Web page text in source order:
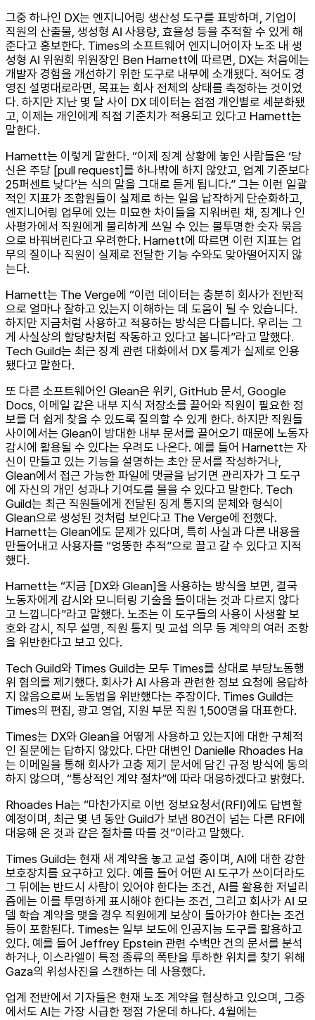
그중 하나인 DX는 엔지니어링 생산성 도구를 표방하며, 기업이
직원의 산출물, 생성형 AI 사용량, 효율성 등을 추적할 수 있게 해
준다고 홍보한다. Times의 소프트웨어 엔지니어이자 노조 내 생
성형 AI 위원회 위원장인 Ben Harnett에 따르면, DX는 처음에는
개발자 경험을 개선하기 위한 도구로 내부에 소개됐다. 적어도 경
영진 설명대로라면, 목표는 회사 전체의 상태를 측정하는 것이었
다. 하지만 지난 몇 달 사이 DX 데이터는 점점 개인별로 세분화됐
고, 이제는 개인에게 직접 기준치가 적용되고 있다고 Harnett는
말한다.
Harnett는 이렇게 말한다. “이제 징계 상황에 놓인 사람들은 ‘당
신은 주당 [pull request]를 하나밖에 하지 않았고, 업계 기준보다
25퍼센트 낮다’는 식의 말을 그대로 듣게 됩니다.” 그는 이런 일괄
적인 지표가 조합원들이 실제로 하는 일을 납작하게 단순화하고,
엔지니어링 업무에 있는 미묘한 차이들을 지워버린 채, 징계나 인
사평가에서 직원에게 불리하게 쓰일 수 있는 불투명한 숫자 묶음
으로 바꿔버린다고 우려한다. Harnett에 따르면 이런 지표는 업
무의 질이나 직원이 실제로 전달한 기능 수와도 맞아떨어지지 않
는다.
Harnett는 The Verge에 “이런 데이터는 충분히 회사가 전반적
으로 얼마나 잘하고 있는지 이해하는 데 도움이 될 수 있습니다.
하지만 지금처럼 사용하고 적용하는 방식은 다릅니다. 우리는 그
게 사실상의 할당량처럼 작동하고 있다고 봅니다”라고 말했다.
Tech Guild는 최근 징계 관련 대화에서 DX 통계가 실제로 인용
됐다고 말한다.
또 다른 소프트웨어인 Glean은 위키, GitHub 문서, Google
Docs, 이메일 같은 내부 지식 저장소를 끌어와 직원이 필요한 정
보를 더 쉽게 찾을 수 있도록 질의할 수 있게 한다. 하지만 직원들
사이에서는 Glean이 방대한 내부 문서를 끌어오기 때문에 노동자
감시에 활용될 수 있다는 우려도 나온다. 예를 들어 Harnett는 자
신이 만들고 있는 기능을 설명하는 초안 문서를 작성하거나,
Glean에서 접근 가능한 파일에 댓글을 남기면 관리자가 그 도구
에 자신의 개인 성과나 기여도를 물을 수 있다고 말한다. Tech
Guild는 최근 직원들에게 전달된 징계 통지의 문체와 형식이
Glean으로 생성된 것처럼 보인다고 The Verge에 전했다.
Harnett는 Glean에도 문제가 있다며, 특히 사실과 다른 내용을
만들어내고 사용자를 “엉뚱한 추적”으로 끌고 갈 수 있다고 지적
했다.
Harnett는 “지금 [DX와 Glean]을 사용하는 방식을 보면, 결국
노동자에게 감시와 모니터링 기술을 들이대는 것과 다르지 않다
고 느낍니다”라고 말했다. 노조는 이 도구들의 사용이 사생활 보
호와 감시, 직무 설명, 직원 통지 및 교섭 의무 등 계약의 여러 조항
을 위반한다고 보고 있다.
Tech Guild와 Times Guild는 모두 Times를 상대로 부당노동행
위 혐의를 제기했다. 회사가 AI 사용과 관련한 정보 요청에 응답하
지 않음으로써 노동법을 위반했다는 주장이다. Times Guild는
Times의 편집, 광고 영업, 지원 부문 직원 1,500명을 대표한다.
Times는 DX와 Glean을 어떻게 사용하고 있는지에 대한 구체적
인 질문에는 답하지 않았다. 다만 대변인 Danielle Rhoades Ha
는 이메일을 통해 회사가 고충 제기 문서에 담긴 규정 방식에 동의
하지 않으며, “통상적인 계약 절차”에 따라 대응하겠다고 밝혔다.
Rhoades Ha는 “마찬가지로 이번 정보요청서(RFI)에도 답변할
예정이며, 최근 몇 년 동안 Guild가 보낸 80건이 넘는 다른 RFI에
대응해 온 것과 같은 절차를 따를 것”이라고 말했다.
Times Guild는 현재 새 계약을 놓고 교섭 중이며, AI에 대한 강한
보호장치를 요구하고 있다. 예를 들어 어떤 AI 도구가 쓰이더라도
그 뒤에는 반드시 사람이 있어야 한다는 조건, AI를 활용한 저널리
즘에는 이를 투명하게 표시해야 한다는 조건, 그리고 회사가 AI 모
델 학습 계약을 맺을 경우 직원에게 보상이 돌아가야 한다는 조건
등이 포함된다. Times는 일부 보도에 인공지능 도구를 활용하고
있다. 예를 들어 Jeffrey Epstein 관련 수백만 건의 문서를 분석
하거나, 이스라엘이 특정 종류의 폭탄을 투하한 위치를 찾기 위해
Gaza의 위성사진을 스캔하는 데 사용했다.
업계 전반에서 기자들은 현재 노조 계약을 협상하고 있으며, 그중
에서도 AI는 가장 시급한 쟁점 가운데 하나다. 4월에는